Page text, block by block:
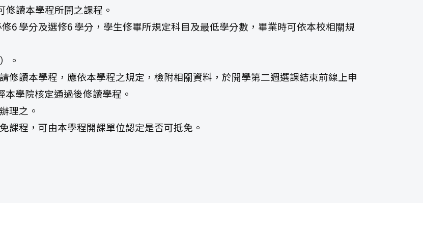
讀本學程所開之課程。
6 學分及選修6 學分，學生修畢所規定科目及最低學分數，畢業時可依本校相關規
。
讀本學程，應依本學程之規定，檢附相關資料，於開學第二週選課結束前線上申
本學院核定通過後修讀學程。
理之。
程，可由本學程開課單位認定是否可抵免。